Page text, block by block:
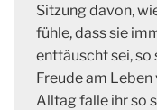
Sitzung davon,
fühle, dass sie
enttäuscht sei, so
Freude am
Alltag falle ihr so